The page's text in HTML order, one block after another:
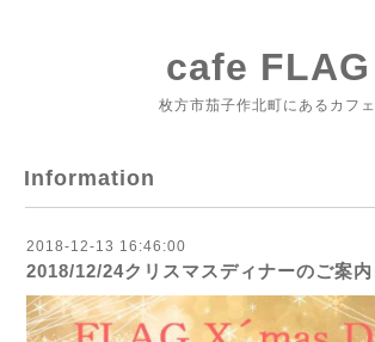
cafe FLAG
枚方市茄子作北町にあるカフェ
Information
2018-12-13 16:46:00
2018/12/24クリスマスディナーのご案内